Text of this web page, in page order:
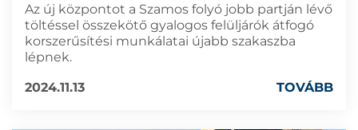
Az új központot a Szamos folyó jobb partján lévő
töltéssel összekötő gyalogos felüljárók átfogó
korszerűsítési munkálatai újabb szakaszba
lépnek.
2024.11.13
TOVÁBB